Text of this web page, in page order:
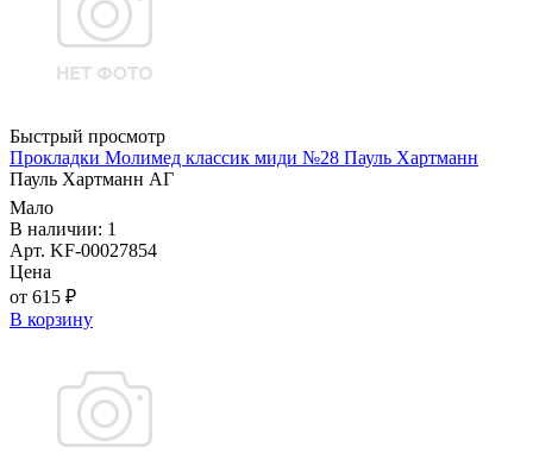
Быстрый просмотр
Прокладки Молимед классик миди №28 Пауль Хартманн
Пауль Хартманн AГ
Мало
В наличии: 1
Арт. KF-00027854
Цена
от 615 ₽
В корзину